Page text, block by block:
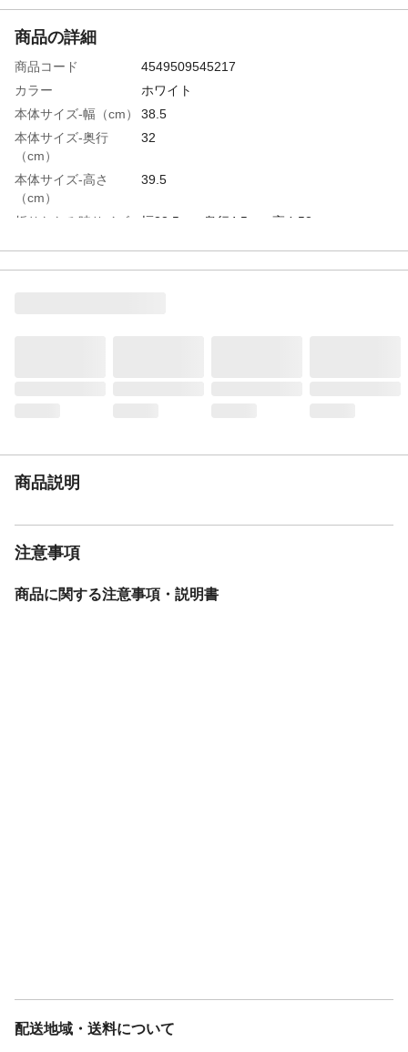
商品の詳細
商品コード
4549509545217
カラー
ホワイト
本体サイズ-幅（cm）
38.5
本体サイズ-奥行
（cm）
32
本体サイズ-高さ
（cm）
39.5
折りたたみ時サイズ
幅38.5cm×奥行4.5cm×高さ53cm
商品説明
注意事項
商品に関する注意事項・説明書
配送地域・送料について